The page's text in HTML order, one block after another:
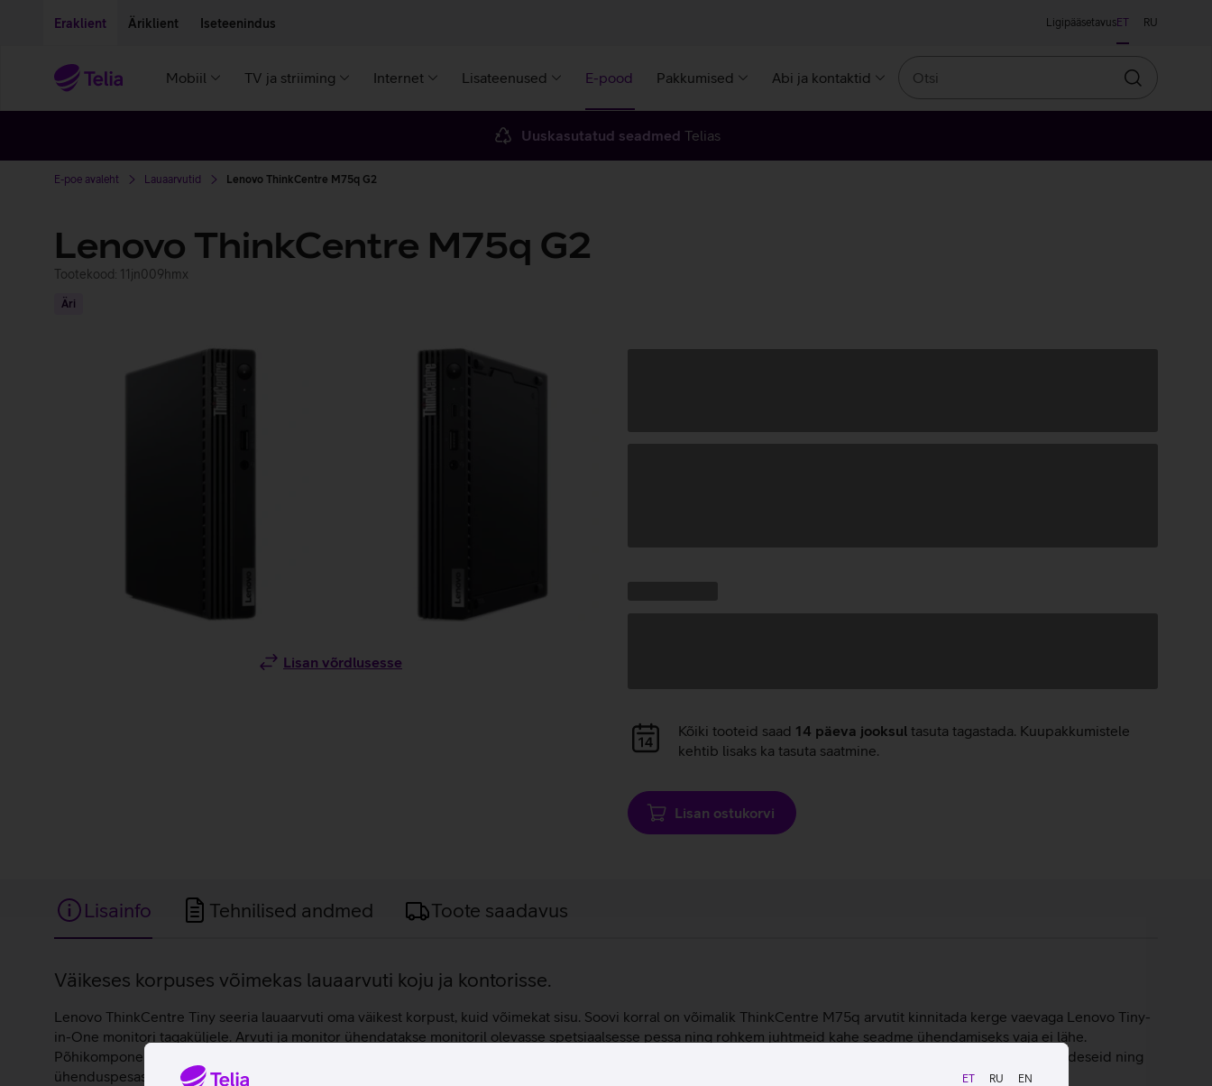
ET RU EN
Eraklient Äriklient Iseteenindus LigipääsetavusET RU
Mobiil TV ja striiming Internet Lisateenused E-pood Pakkumised Abi ja kontaktid
Otsin
Uuskasutatud seadmed Telias
E-poe avaleht Lauaarvutid Lenovo ThinkCentre M75q G2
Lenovo ThinkCentre M75q G2
Tootekood: 11jn009hmx
Äri
Lisan võrdlusesse
Andmete
laadimine
Kõiki tooteid saad 14 päeva jooksul tasuta tagastada. Kuupakkumistele
kehtib lisaks ka tasuta saatmine.
Lisan ostukorvi
Lisainfo Tehnilised andmed Toote saadavus
Lisainfo
Väikeses korpuses võimekas lauaarvuti koju ja kontorisse.
Lenovo ThinkCentre Tiny seeria lauaarvuti oma väikest korpust, kuid võimekat sisu. Soovi korral on võimalik ThinkCentre M75q arvutit kinnitada kerge vaevaga Lenovo Tiny-
in-One monitori tagaküljele. Arvuti ja monitor ühendatakse monitoril olevasse spetsiaalsesse pessa ning rohkem juhtmeid kahe seadme ühendamiseks vaja ei lähe.
Põhikomponentidest on kasutusel AMD Ryzen 5 5600GE protsessor, 16 GB põhimälu ning 256 GB SSD ketas. Lisaks leidub korpusel veel suur hulk erinevaid liideseid ning
ühenduspesasid. Arvuti töötab Microsoft Windows 11 Pro operatsioonisüsteemil, mis on äriklientidele sobivaim.